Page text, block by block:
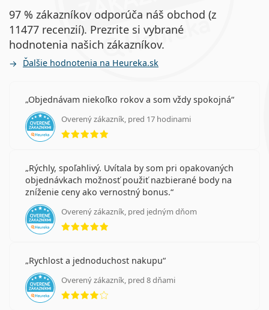
97 % zákazníkov odporúča náš obchod (z
11477 recenzií). Prezrite si vybrané
hodnotenia našich zákazníkov.
Ďalšie hodnotenia na Heureka.sk
Objednávam niekoľko rokov a som vždy spokojná
Overený zákazník, pred 17 hodinami
hodnotenie 5 z 5
Rýchly, spoľahlivý. Uvítala by som pri opakovaných
objednávkach možnosť použiť nazbierané body na
zníženie ceny ako vernostný bonus.
Overený zákazník, pred jedným dňom
hodnotenie 5 z 5
Rychlost a jednoduchost nakupu
Overený zákazník, pred 8 dňami
hodnotenie 4 z 5